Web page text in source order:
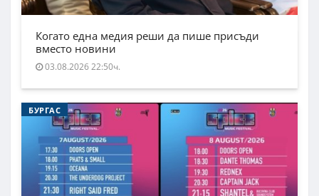
Когато една медия реши да пише присъди
вместо новини
03.08.2026 22:50ч.
БУРГАС